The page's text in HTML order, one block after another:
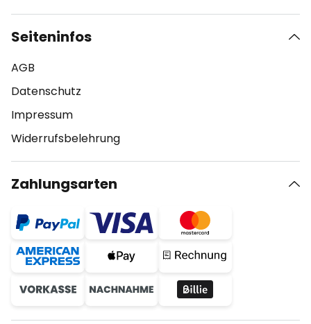
Seiteninfos
AGB
Datenschutz
Impressum
Widerrufsbelehrung
Zahlungsarten